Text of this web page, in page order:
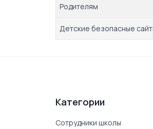
Родителям
Детские безопасные
Категории
Сотрудники школы